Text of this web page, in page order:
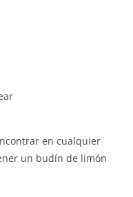
en cualquier
un budín de limón